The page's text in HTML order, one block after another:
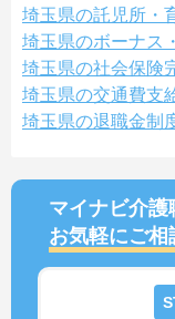
埼玉県の託児所・
埼玉県のボーナス
埼玉県の社会保険
埼玉県の交通費支
埼玉県の退職金制
マイナビ介護
お気軽にご相